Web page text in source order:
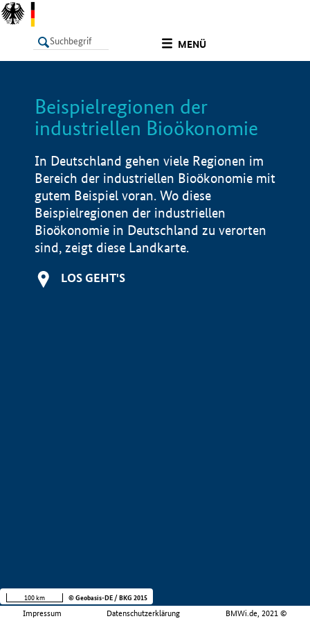
MENÜ
LISTE
Beispielregionen der
industriellen Bioökonomie
In Deutschland gehen viele Regionen im
Bereich der industriellen Bioökonomie mit
gutem Beispiel voran. Wo diese
Beispielregionen der industriellen
Bioökonomie in Deutschland zu verorten
sind, zeigt diese Landkarte.
LOS GEHT'S
Impressum Datenschutzerklärung BMWi.de, 2021 ©
100 km © Geobasis-DE / BKG 2015